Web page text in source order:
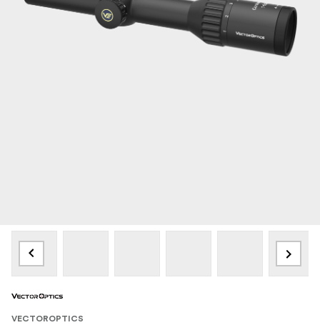
VECTOROPTICS